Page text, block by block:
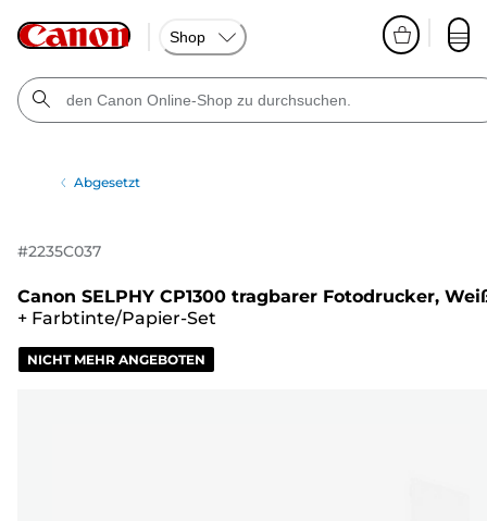
Shop
Abgesetzt
#2235C037
Canon SELPHY CP1300 tragbarer Fotodrucker,
+ Farbtinte/Papier-Set
NICHT MEHR ANGEBOTEN